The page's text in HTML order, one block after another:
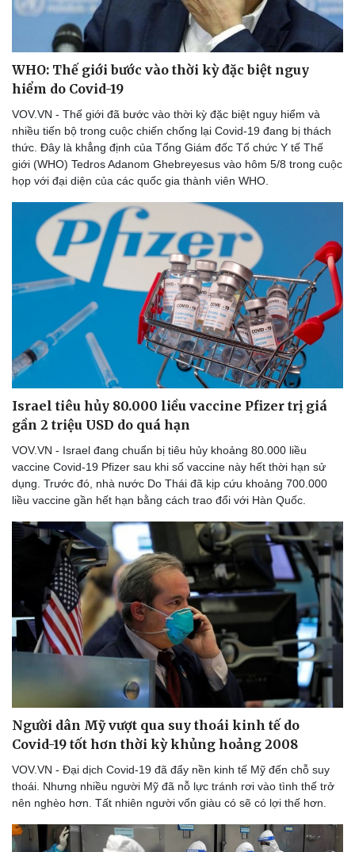
Doanh nghiệp
Thông tin doanh nghiệp
Doanh nghiệp 24h
Doanh nhân
Vì cộng đồng
Công nghệ
Tin Công nghệ
Trải nghiệm
Chuyển đổi số
WHO: Thế giới bước vào thời kỳ đặc biệt nguy
hiểm do Covid-19
VOV.VN - Thế giới đã bước vào thời kỳ đặc biệt nguy hiểm và
nhiều tiến bộ trong cuộc chiến chống lại Covid-19 đang bị thách
thức. Đây là khẳng định của Tổng Giám đốc Tổ chức Y tế Thế
giới (WHO) Tedros Adanom Ghebreyesus vào hôm 5/8 trong cuộc
họp với đại diện của các quốc gia thành viên WHO.
Israel tiêu hủy 80.000 liều vaccine Pfizer trị giá
gần 2 triệu USD do quá hạn
VOV.VN - Israel đang chuẩn bị tiêu hủy khoảng 80.000 liều
vaccine Covid-19 Pfizer sau khi số vaccine này hết thời hạn sử
dụng. Trước đó, nhà nước Do Thái đã kịp cứu khoảng 700.000
liều vaccine gần hết hạn bằng cách trao đổi với Hàn Quốc.
Người dân Mỹ vượt qua suy thoái kinh tế do
Covid-19 tốt hơn thời kỳ khủng hoảng 2008
VOV.VN - Đại dịch Covid-19 đã đẩy nền kinh tế Mỹ đến chỗ suy
thoái. Nhưng nhiều người Mỹ đã nỗ lực tránh rơi vào tình thế trở
nên nghèo hơn. Tất nhiên người vốn giàu có sẽ có lợi thế hơn.